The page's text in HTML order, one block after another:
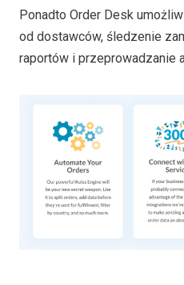
Ponadto Order Desk
od dostawców, śledzenie
raportów i przeprowadzanie